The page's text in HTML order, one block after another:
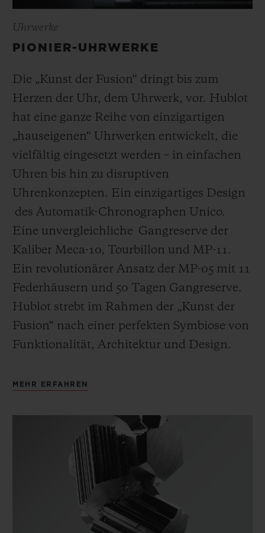
Uhrwerke
PIONIER-UHRWERKE
Die „Kunst der Fusion“ dringt bis zum
Herzen der Uhr, dem Uhrwerk, vor. Hublot
hat eine ganze Reihe von einzigartigen
„hauseigenen“ Uhrwerken entwickelt, die
vielfältig eingesetzt werden – in einfachen
Uhren bis hin zu disruptiven
Uhrenkonzepten. Ein einzigartiges Design
des Automatik-Chronographen Unico.
Eine unvergleichliche Gangreserve der
Kaliber Meca-10, Tourbillon und MP-11.
Ein revolutionärer Ansatz der MP-05 mit 11
Federhäusern und 50 Tagen Gangreserve.
Hublot strebt im Rahmen der „Kunst der
Fusion“ nach einer perfekten Symbiose von
Funktionalität, Architektur und Design.
MEHR ERFAHREN